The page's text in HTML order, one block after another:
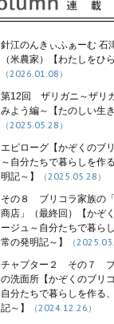
針江のんきぃふぁーむ 石
（米農家）【わたしをひ
（2026.01.08）
第12回 ザリガニ～ザリ
みよう編～【たのしい生
（2025.05.28）
エピローグ【かぞくのブ
～自分たちで暮らしを作
明記～】
（2025.05.28）
その８ ブリコラ家族の
商店」（最終回）【かぞ
ージュ～自分たちで暮ら
常の発明記～】
（
チャプター２ その７ ブ
の洗面所【かぞくのブリ
自分たちで暮らしを作る
記～】
（2024.12.26）